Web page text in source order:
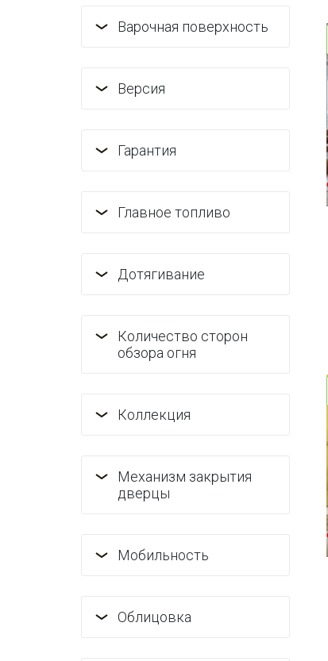
Варочная поверхность
Версия
Гарантия
Главное топливо
Дотягивание
Количество сторон
обзора огня
Коллекция
Механизм закрытия
дверцы
Мобильность
Облицовка